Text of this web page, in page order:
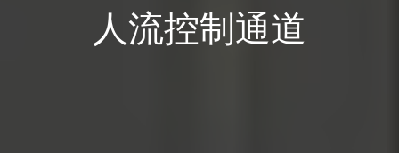
人流控制通道